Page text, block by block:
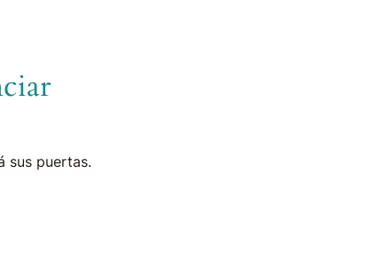
sus puertas.